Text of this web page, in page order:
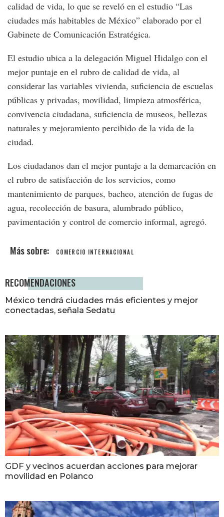
calidad de vida, lo que se reveló en el estudio “Las
ciudades más habitables de México” elaborado por el
Gabinete de Comunicación Estratégica.
El estudio ubica a la delegación Miguel Hidalgo con el
mejor puntaje en el rubro de calidad de vida, al
considerar las variables vivienda, suficiencia de escuelas
públicas y privadas, movilidad, limpieza atmosférica,
convivencia ciudadana, suficiencia de museos, bellezas
naturales y mejoramiento percibido de la vida de la
ciudad.
Los ciudadanos dan el mejor puntaje a la demarcación en
el rubro de satisfacción de los servicios, como
mantenimiento de parques, bacheo, atención de fugas de
agua, recolección de basura, alumbrado público,
pavimentación y control de comercio informal, agregó.
COMERCIO INTERNACIONAL
RECOMENDACIONES
México tendrá ciudades más eficientes y mejor
conectadas, señala Sedatu
GDF y vecinos acuerdan acciones para mejorar
movilidad en Polanco